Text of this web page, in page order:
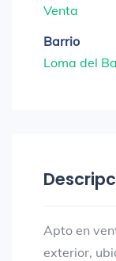
Venta
Barrio
Loma del
Apto en
exterior,